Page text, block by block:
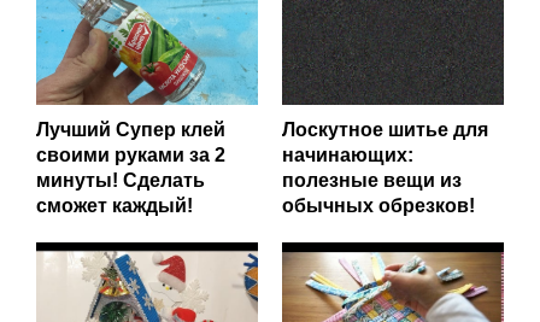
Лучший Супер клей
своими руками за 2
минуты! Сделать
сможет каждый!
Лоскутное шитье для
начинающих:
полезные вещи из
обычных обрезков!